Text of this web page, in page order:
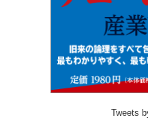
Tweets